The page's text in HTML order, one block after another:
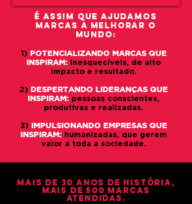
É ASSIM QUE AJUDAMOS
marcas a melhorar o
mundo:
1) POTENCIALIZANDO MARCAS QUE
INSPIRAM: inesquecíveis, de alto
impacto e resultado.
2) DESPERTANDO LIDERANÇAS QUE
INSPIRAM: pessoas conscientes,
produtivas e realizadas.
3) IMPULSIONANDO EMPRESAS QUE
INSPIRAM: humanizadas, que gerem
valor a toda a sociedade.
mais de 30 anos de história,
mais de 500 marcas
atendidas.